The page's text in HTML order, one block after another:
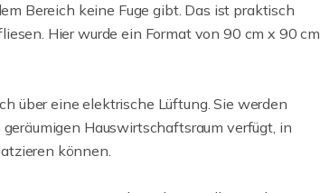
Bereich keine Fuge gibt. Das ist praktisch
Hier wurde ein Format von 90 cm x 90 cm
über eine elektrische Lüftung. Sie werden
Hauswirtschaftsraum verfügt, in
können.